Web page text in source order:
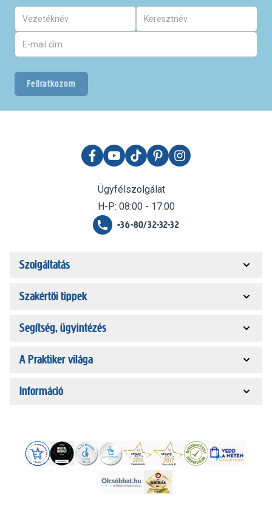
Feliratkozom
Ügyfélszolgálat
H-P: 08:00 - 17:00
+36-80/32-32-32
Szolgáltatás
Szakértői tippek
Segítség, ügyintézés
A Praktiker világa
Információ